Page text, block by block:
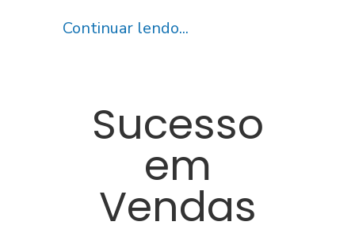
Continuar lendo...
Sucesso
em
Vendas